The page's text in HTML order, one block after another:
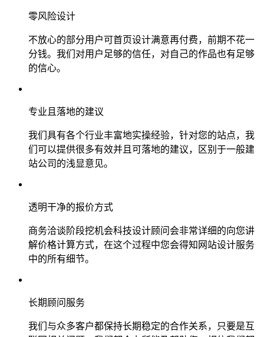
零风险设计
不放心的部分用户可首页设计满意再付费，前期不花一
分钱。我们对用户足够的信任，对自己的作品也有足够
的信心。
专业且落地的建议
我们具有各个行业丰富地实操经验，针对您的站点，我
们可以提供很多有效并且可落地的建议，区别于一般建
站公司的浅显意见。
透明干净的报价方式
商务洽谈阶段挖机会科技设计顾问会非常详细的向您讲
解价格计算方式，在这个过程中您会得知网站设计服务
中的所有细节。
长期顾问服务
我们与众多客户都保持长期稳定的合作关系，只要是互